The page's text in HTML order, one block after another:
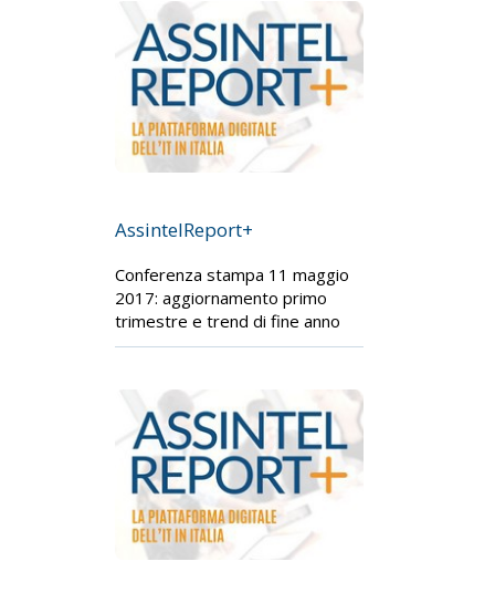
AssintelReport+
Conferenza stampa 11 maggio
2017: aggiornamento primo
trimestre e trend di fine anno